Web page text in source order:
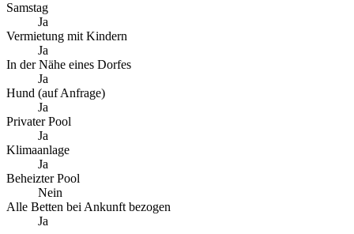
Samstag
Ja
Vermietung mit Kindern
Ja
In der Nähe eines Dorfes
Ja
Hund (auf Anfrage)
Ja
Privater Pool
Ja
Klimaanlage
Ja
Beheizter Pool
Nein
Alle Betten bei Ankunft bezogen
Ja